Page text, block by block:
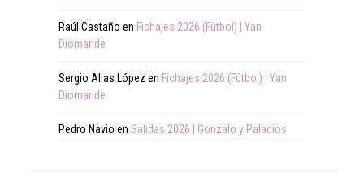
Raúl Castaño en Fichajes 2026 (Fútbol) | Yan
Diomande
Sergio Alias López en Fichajes 2026 (Fútbol) | Yan
Diomande
Pedro Navio en Salidas 2026 | Gonzalo y Palacios